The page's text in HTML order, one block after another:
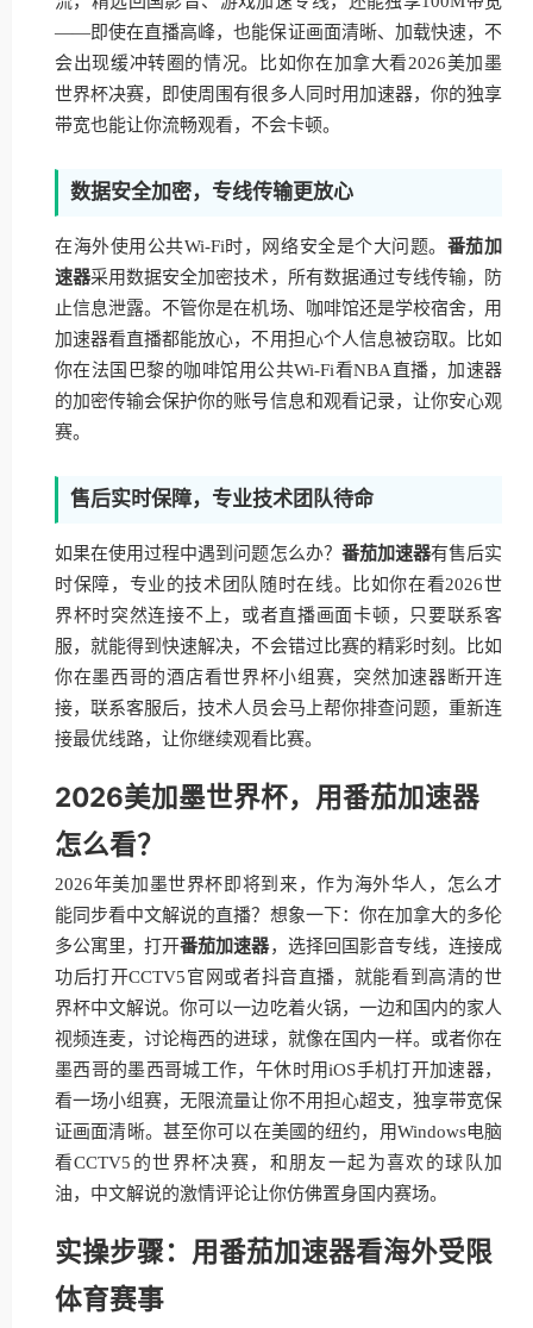
——即使在直播高峰，也能保证画面清晰、加载快速，不
会出现缓冲转圈的情况。比如你在加拿大看2026美加墨
世界杯决赛，即使周围有很多人同时用加速器，你的独享
带宽也能让你流畅观看，不会卡顿。
数据安全加密，专线传输更放心
在海外使用公共Wi-Fi时，网络安全是个大问题。 番茄加
速器采用数据安全加密技术，所有数据通过专线传输，防
止信息泄露。不管你是在机场、咖啡馆还是学校宿舍，用
加速器看直播都能放心，不用担心个人信息被窃取。比如
你在法国巴黎的咖啡馆用公共Wi-Fi看NBA直播，加速器
的加密传输会保护你的账号信息和观看记录，让你安心观
赛。
售后实时保障，专业技术团队待命
如果在使用过程中遇到问题怎么办？ 番茄加速器有售后实
时保障，专业的技术团队随时在线。比如你在看2026世
界杯时突然连接不上，或者直播画面卡顿，只要联系客
服，就能得到快速解决，不会错过比赛的精彩时刻。比如
你在墨西哥的酒店看世界杯小组赛，突然加速器断开连
接，联系客服后，技术人员会马上帮你排查问题，重新连
接最优线路，让你继续观看比赛。
2026美加墨世界杯，用番茄加速器
怎么看？
2026年美加墨世界杯即将到来，作为海外华人，怎么才
能同步看中文解说的直播？想象一下：你在加拿大的多伦
多公寓里，打开番茄加速器，选择回国影音专线，连接成
功后打开CCTV5官网或者抖音直播，就能看到高清的世
界杯中文解说。你可以一边吃着火锅，一边和国内的家人
视频连麦，讨论梅西的进球，就像在国内一样。或者你在
墨西哥的墨西哥城工作，午休时用iOS手机打开加速器，
看一场小组赛，无限流量让你不用担心超支，独享带宽保
证画面清晰。甚至你可以在美國的纽约，用Windows电脑
看CCTV5的世界杯决赛，和朋友一起为喜欢的球队加
油，中文解说的激情评论让你仿佛置身国内赛场。
实操步骤：用番茄加速器看海外受限
体育赛事